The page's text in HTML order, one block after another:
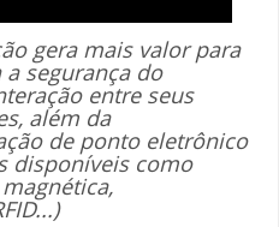
gera mais valor para
segurança do
entre seus
além da
de ponto eletrônico
disponíveis como